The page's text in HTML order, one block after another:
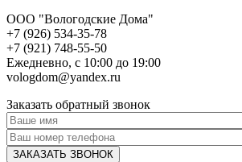
ООО "Вологодские Дома"
+7 (926) 534-35-78
+7 (921) 748-55-50
Ежедневно, с 10:00 до 19:00
vologdom@yandex.ru
Заказать обратный звонок